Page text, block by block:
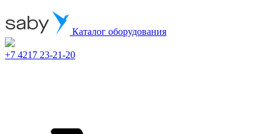
Каталог оборудования
+7 4217 23-21-20